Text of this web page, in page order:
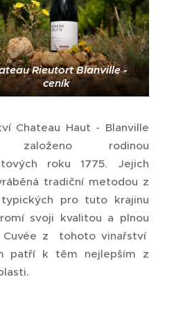
Rieutort Blanville -
ceník
Chateau Haut - Blanville
založeno rodinou
roku 1775. Jejich
tradiční metodou z
pro tuto krajinu
svoji kvalitou a plnou
z tohoto vinařství
patří k těm nejlepším z